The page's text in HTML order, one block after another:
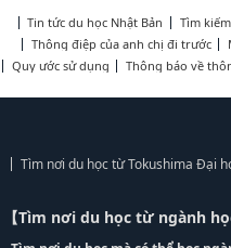
Tin tức du học Nhật Bản Tìm
Thông điệp của anh chị đi trước
Quy ước sử dụng
Thông báo về
Tìm nơi du học từ Tokushima Đại
【Tìm nơi du học từ ngành